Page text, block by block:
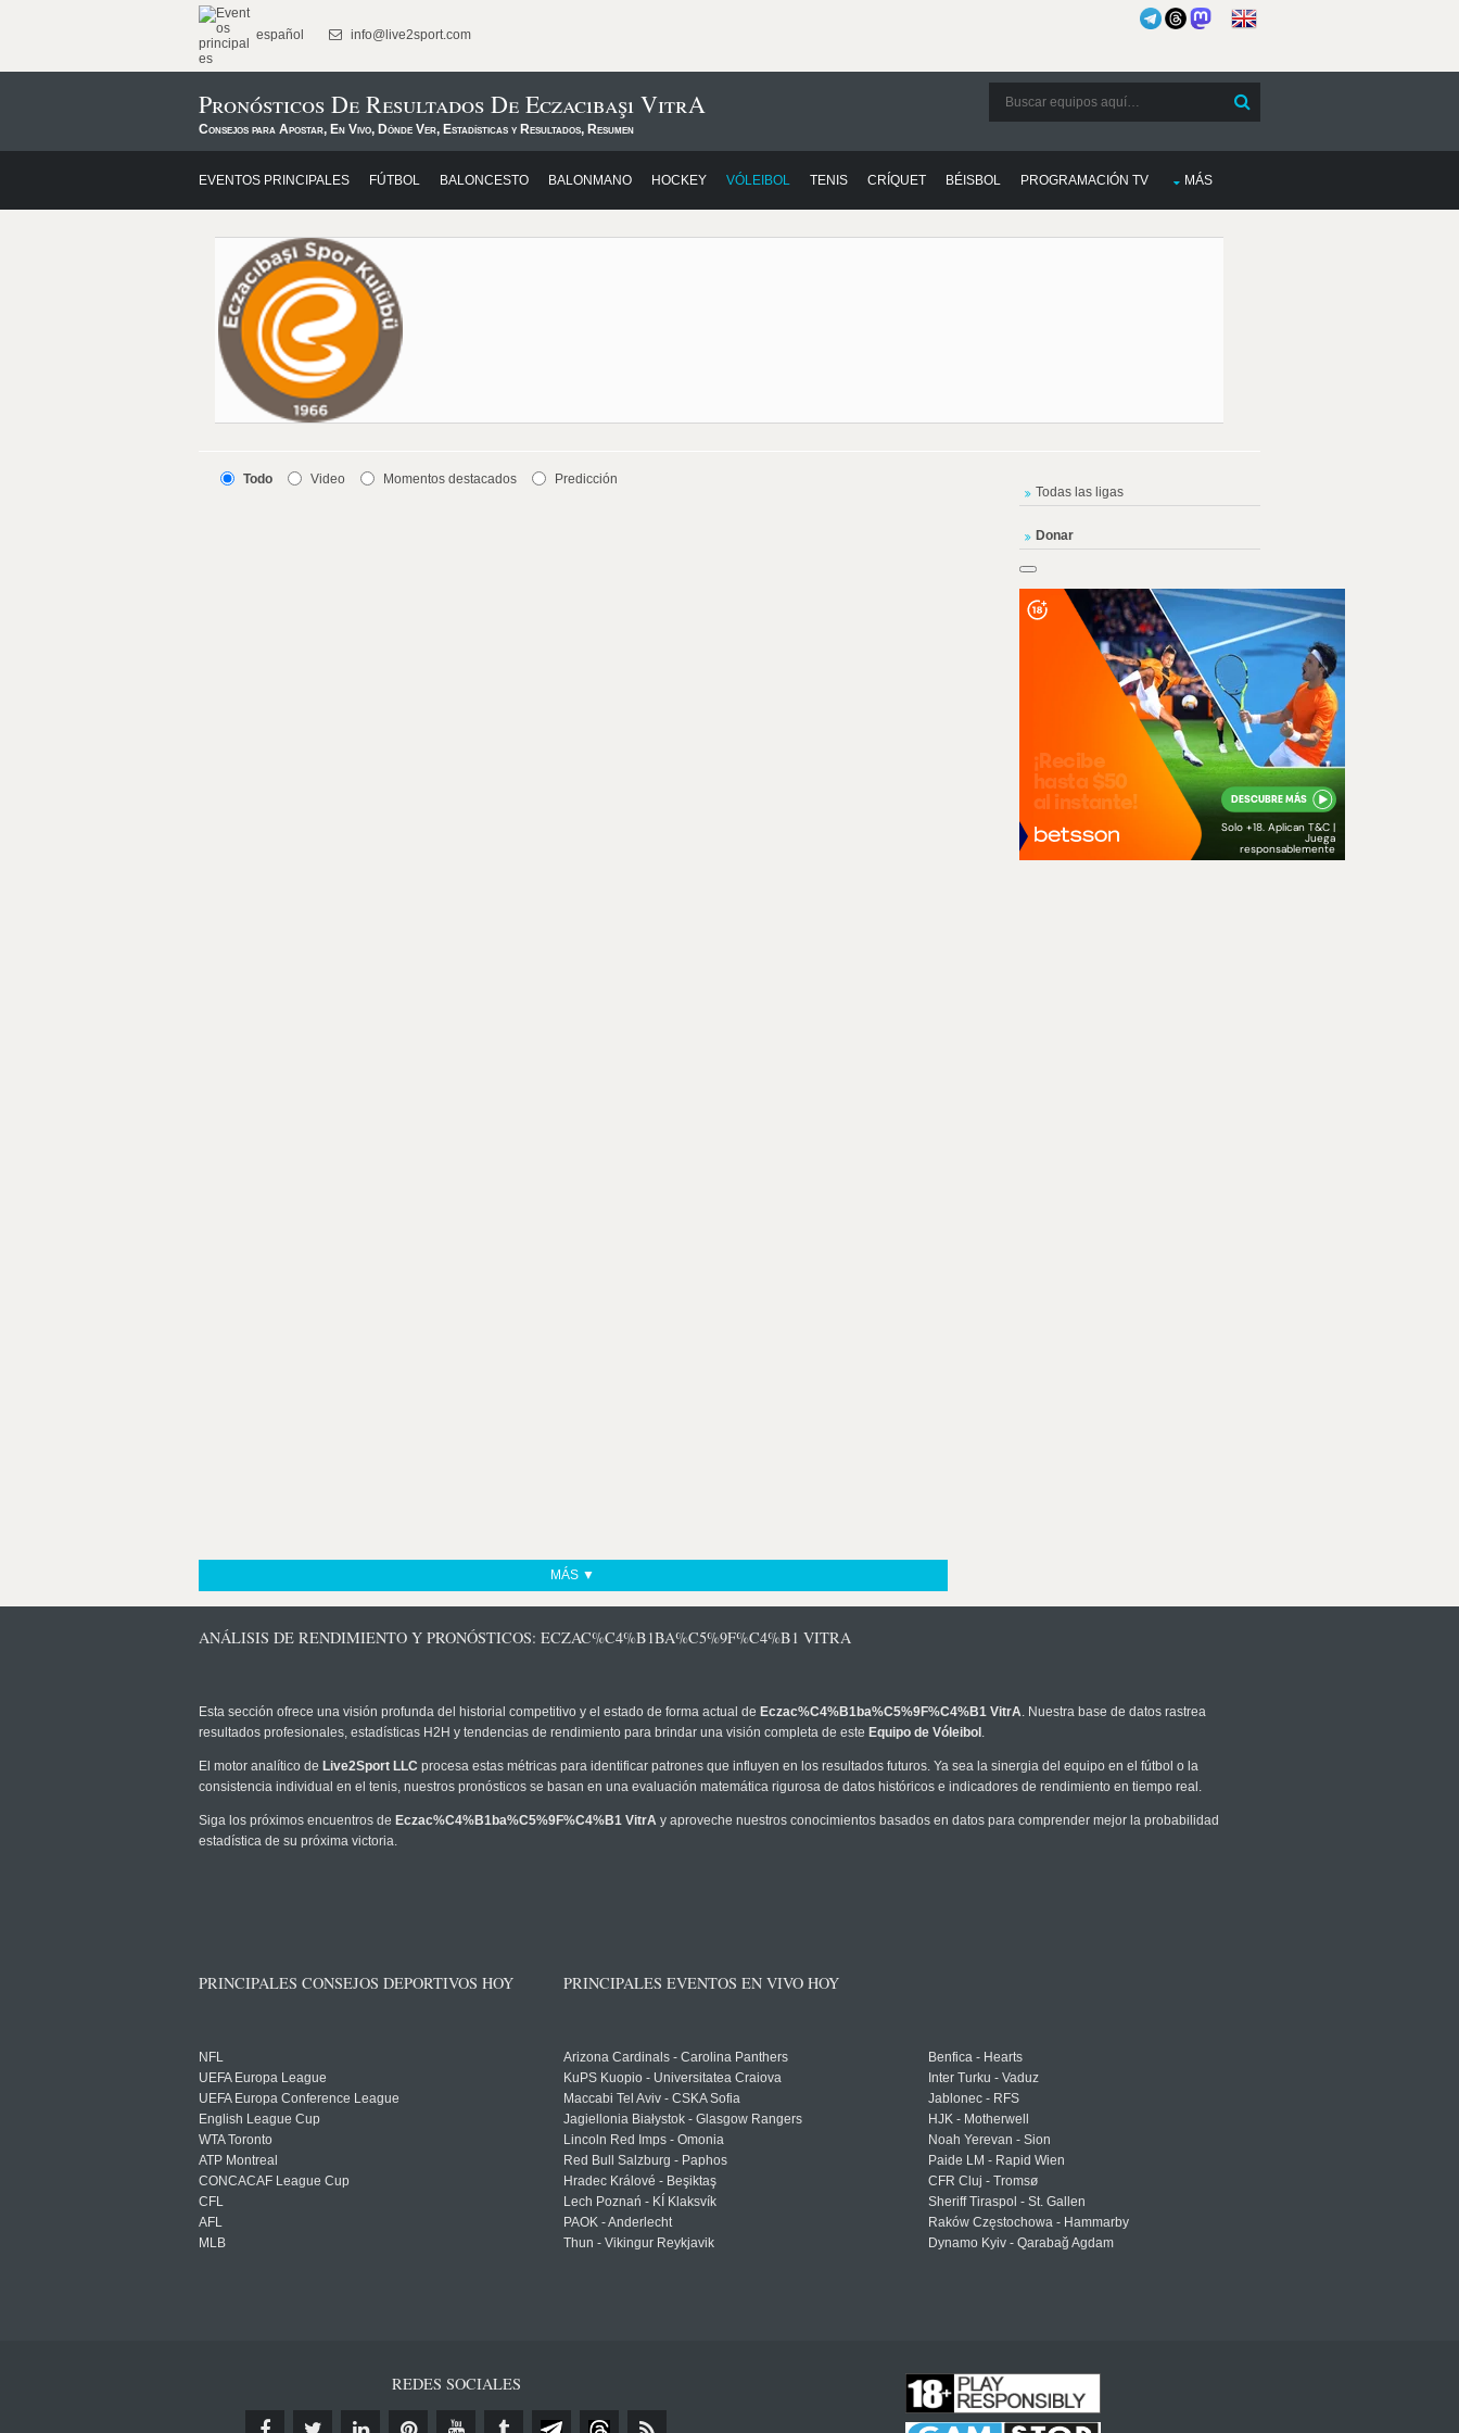
español info@live2sport.com
Pronósticos De Resultados De Eczacıbaşı VitrA
Consejos para Apostar, En Vivo, Dónde Ver, Estadísticas y Resultados, Resumen
EVENTOS PRINCIPALES FÚTBOL BALONCESTO BALONMANO HOCKEY VÓLEIBOL TENIS CRÍQUET BÉISBOL PROGRAMACIÓN TV MÁS
Todo Video Momentos destacados Predicción
MÁS ▼
Todas las ligas
Donar
ANÁLISIS DE RENDIMIENTO Y PRONÓSTICOS: ECZAC%C4%B1BA%C5%9F%C4%B1 VITRA
Esta sección ofrece una visión profunda del historial competitivo y el estado de forma actual de Eczac%C4%B1ba%C5%9F%C4%B1 VitrA. Nuestra base de datos rastrea
resultados profesionales, estadísticas H2H y tendencias de rendimiento para brindar una visión completa de este Equipo de Vóleibol .
El motor analítico de Live2Sport LLC procesa estas métricas para identificar patrones que influyen en los resultados futuros. Ya sea la sinergia del equipo en el fútbol o la
consistencia individual en el tenis, nuestros pronósticos se basan en una evaluación matemática rigurosa de datos históricos e indicadores de rendimiento en tiempo real.
Siga los próximos encuentros de Eczac%C4%B1ba%C5%9F%C4%B1 VitrA y aproveche nuestros conocimientos basados en datos para comprender mejor la probabilidad
estadística de su próxima victoria.
PRINCIPALES CONSEJOS DEPORTIVOS HOY
NFL
UEFA Europa League
UEFA Europa Conference League
English League Cup
WTA Toronto
ATP Montreal
CONCACAF League Cup
CFL
AFL
MLB
PRINCIPALES EVENTOS EN VIVO HOY
Arizona Cardinals - Carolina Panthers
KuPS Kuopio - Universitatea Craiova
Maccabi Tel Aviv - CSKA Sofia
Jagiellonia Białystok - Glasgow Rangers
Lincoln Red Imps - Omonia
Red Bull Salzburg - Paphos
Hradec Králové - Beşiktaş
Lech Poznań - KÍ Klaksvík
PAOK - Anderlecht
Thun - Vikingur Reykjavik
Benfica - Hearts
Inter Turku - Vaduz
Jablonec - RFS
HJK - Motherwell
Noah Yerevan - Sion
Paide LM - Rapid Wien
CFR Cluj - Tromsø
Sheriff Tiraspol - St. Gallen
Raków Częstochowa - Hammarby
Dynamo Kyiv - Qarabağ Agdam
REDES SOCIALES